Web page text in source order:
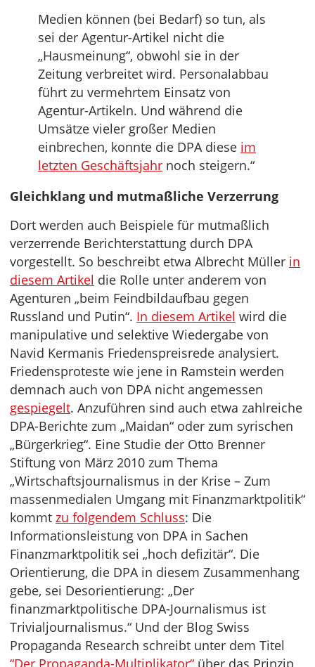
Medien können (bei Bedarf) so tun, als
sei der Agentur-Artikel nicht die
„Hausmeinung“, obwohl sie in der
Zeitung verbreitet wird. Personalabbau
führt zu vermehrtem Einsatz von
Agentur-Artikeln. Und während die
Umsätze vieler großer Medien
einbrechen, konnte die DPA diese im
letzten Geschäftsjahr noch steigern.“
Gleichklang und mutmaßliche Verzerrung
Dort werden auch Beispiele für mutmaßlich
verzerrende Berichterstattung durch DPA
vorgestellt. So beschreibt etwa Albrecht Müller in
diesem Artikel die Rolle unter anderem von
Agenturen „beim Feindbildaufbau gegen
Russland und Putin“. In diesem Artikel wird die
manipulative und selektive Wiedergabe von
Navid Kermanis Friedenspreisrede analysiert.
Friedensproteste wie jene in Ramstein werden
demnach auch von DPA nicht angemessen
gespiegelt. Anzuführen sind auch etwa zahlreiche
DPA-Berichte zum „Maidan“ oder zum syrischen
„Bürgerkrieg“. Eine Studie der Otto Brenner
Stiftung von März 2010 zum Thema
„Wirtschaftsjournalismus in der Krise – Zum
massenmedialen Umgang mit Finanzmarktpolitik“
kommt zu folgendem Schluss: Die
Informationsleistung von DPA in Sachen
Finanzmarktpolitik sei „hoch defizitär“. Die
Orientierung, die DPA in diesem Zusammenhang
gebe, sei Desorientierung: „Der
finanzmarktpolitische DPA-Journalismus ist
Trivialjournalismus.“ Und der Blog Swiss
Propaganda Research schreibt unter dem Titel
“Der Propaganda-Multiplikator“ über das Prinzip